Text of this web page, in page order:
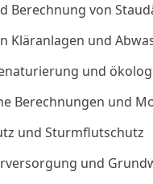
Berechnung von
Kläranlagen und
und
Berechnungen und
und Sturmflutschutz
und